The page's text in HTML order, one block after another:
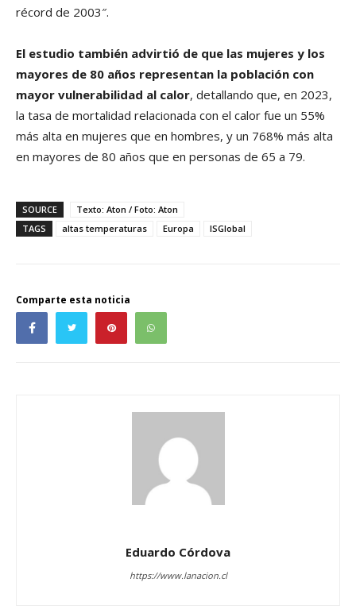
récord de 2003″.
El estudio también advirtió de que las mujeres y los
mayores de 80 años representan la población con
mayor vulnerabilidad al calor, detallando que, en 2023,
la tasa de mortalidad relacionada con el calor fue un 55%
más alta en mujeres que en hombres, y un 768% más alta
en mayores de 80 años que en personas de 65 a 79.
SOURCE
Texto: Aton / Foto: Aton
TAGS
altas temperaturas Europa ISGlobal
Comparte esta noticia
Eduardo Córdova
https://www.lanacion.cl